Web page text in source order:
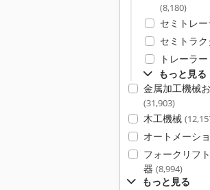
(8,180)
セミトレ
セミトラ
トレーラー
もっと見る
金属加工機械
(31,903)
木工機械
オートメーシ
フォークリフ
器 (8,994)
もっと見る